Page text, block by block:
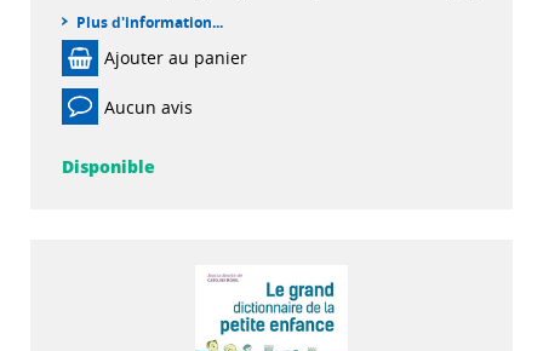
Plus d'information...
Ajouter au panier
Aucun avis
Disponible